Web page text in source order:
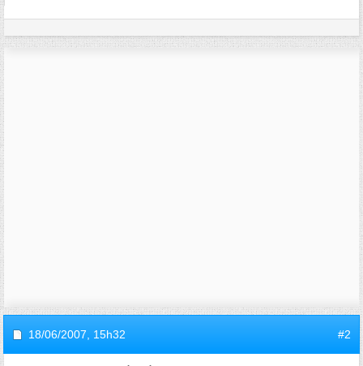
18/06/2007, 15h32 #2